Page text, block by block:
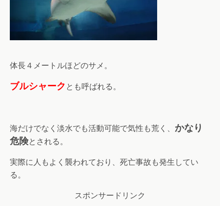
体長４メートルほどのサメ。
ブルシャーク とも呼ばれる。
海だけでなく淡水でも活動可能で気性も荒く、 かなり
危険とされる。
実際に人もよく襲われており、死亡事故も発生してい
る。
スポンサードリンク